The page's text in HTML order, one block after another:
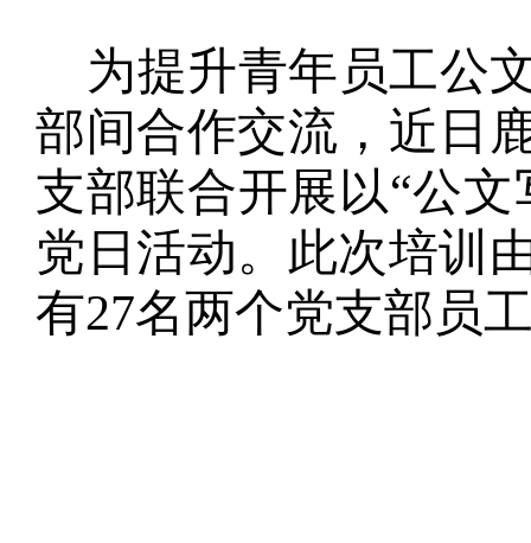
为提升青年员工公
部间合作交流，近日
支部联合开展以“公
党日活动。此次培训
有27名两个党支部员